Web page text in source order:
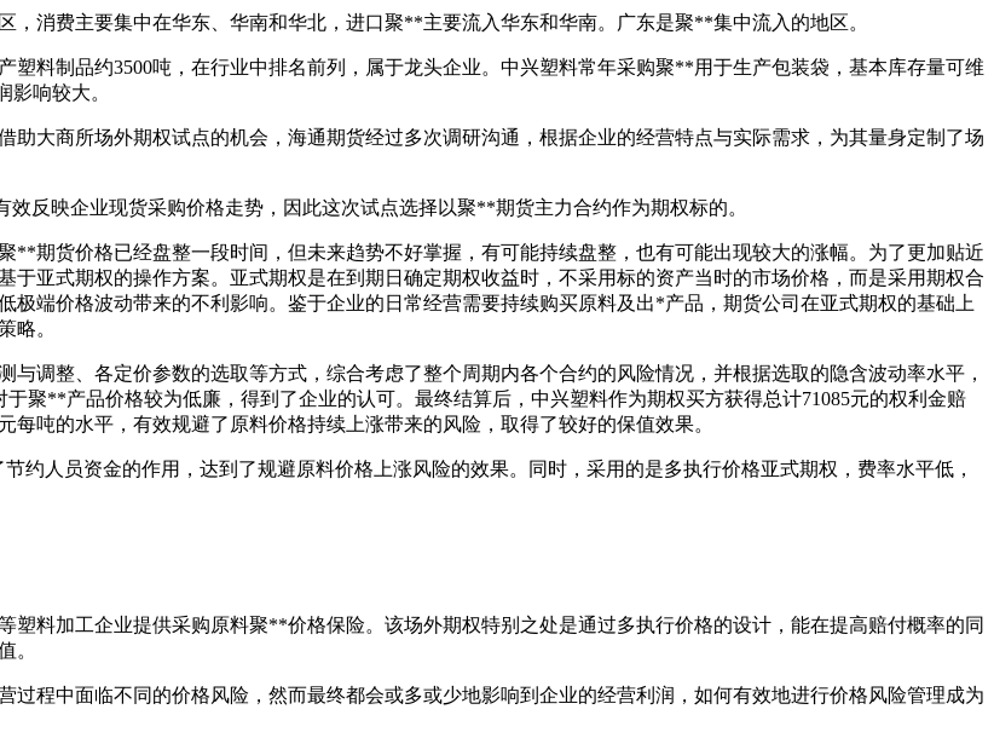
费主要集中在华东、华南和华北，进口聚**主要流入华东和华南。广东是聚**集中流入的地区。
料制品约3500吨，在行业中排名前列，属于龙头企业。中兴塑料常年采购聚**用于生产包装袋，基本库存量可维
响较大。
商所场外期权试点的机会，海通期货经过多次调研沟通，根据企业的经营特点与实际需求，为其量身定制了场
映企业现货采购价格走势，因此这次试点选择以聚**期货主力合约作为期权标的。
货价格已经盘整一段时间，但未来趋势不好掌握，有可能持续盘整，也有可能出现较大的涨幅。为了更加贴近
亚式期权的操作方案。亚式期权是在到期日确定期权收益时，不采用标的资产当时的市场价格，而是采用期权合
端价格波动带来的不利影响。鉴于企业的日常经营需要持续购买原料及出*产品，期货公司在亚式期权的基础上
略。
整、各定价参数的选取等方式，综合考虑了整个周期内各个合约的风险情况，并根据选取的隐含波动率水平，
聚**产品价格较为低廉，得到了企业的认可。最终结算后，中兴塑料作为期权买方获得总计71085元的权利金赔
吨的水平，有效规避了原料价格持续上涨带来的风险，取得了较好的保值效果。
人员资金的作用，达到了规避原料价格上涨风险的效果。同时，采用的是多执行价格亚式期权，费率水平低，
加工企业提供采购原料聚**价格保险。该场外期权特别之处是通过多执行价格的设计，能在提高赔付概率的同
。
中面临不同的价格风险，然而最终都会或多或少地影响到企业的经营利润，如何有效地进行价格风险管理成为